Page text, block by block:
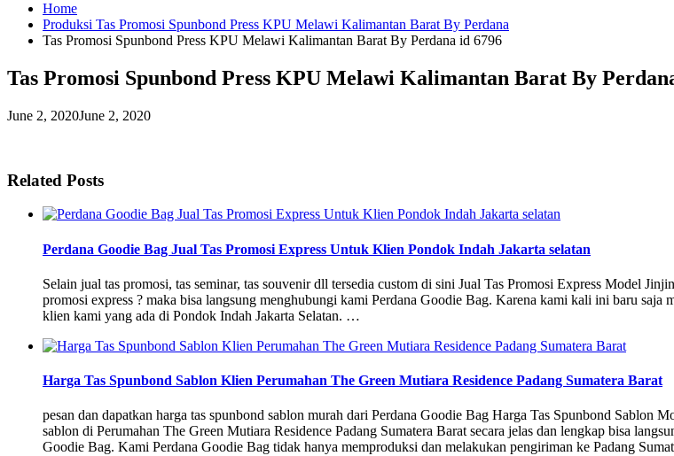
Home
Produksi Tas Promosi Spunbond Press KPU Melawi Kalimantan Barat By Perdana
Tas Promosi Spunbond Press KPU Melawi Kalimantan Barat By Perdana id 6796
Tas Promosi Spunbond Press KPU Melawi Kalimantan Barat By
June 2, 2020June 2, 2020
Related Posts
Perdana Goodie Bag Jual Tas Promosi Express Untuk Klien Pondok Indah Jakarta selatan
Selain jual tas promosi, tas seminar, tas souvenir dll tersedia custom di sini Jual Tas Promosi Express Model
promosi express ? maka bisa langsung menghubungi kami Perdana Goodie Bag. Karena kami kali ini baru saja
klien kami yang ada di Pondok Indah Jakarta Selatan. …
Harga Tas Spunbond Sablon Klien Perumahan The Green Mutiara Residence Padang Sumatera Barat
pesan dan dapatkan harga tas spunbond sablon murah dari Perdana Goodie Bag Harga Tas Spunbond Sablon
sablon di Perumahan The Green Mutiara Residence Padang Sumatera Barat secara jelas dan lengkap bisa
Goodie Bag. Kami Perdana Goodie Bag tidak hanya memproduksi dan melakukan pengiriman ke Padang